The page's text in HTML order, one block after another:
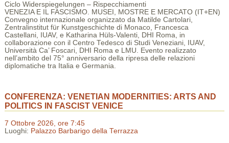
Ciclo Widerspiegelungen – Rispecchiamenti
VENEZIA E IL FASCISMO. MUSEI, MOSTRE E MERCATO (IT+EN)
Convegno internazionale organizzato da Matilde Cartolari,
Zentralinstitut für Kunstgeschichte di Monaco, Francesca
Castellani, IUAV, e Katharina Hüls-Valenti, DHI Roma, in
collaborazione con il Centro Tedesco di Studi Veneziani, IUAV,
Università Ca’ Foscari, DHI Roma e LMU. Evento realizzato
nell’ambito del 75° anniversario della ripresa delle relazioni
diplomatiche tra Italia e Germania.
CONFERENZA: VENETIAN MODERNITIES: ARTS AND
POLITICS IN FASCIST VENICE
7 Ottobre 2026, ore 7:45
Luoghi: Palazzo Barbarigo della Terrazza